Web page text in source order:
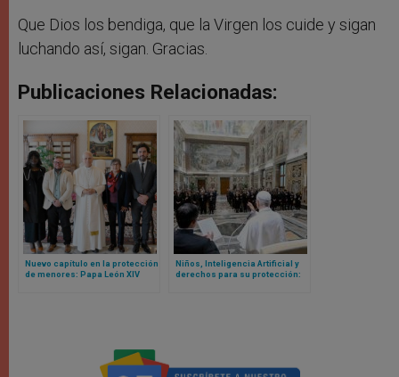
Que Dios los bendiga, que la Virgen los cuide y sigan
luchando así, sigan. Gracias.
Publicaciones Relacionadas:
Nuevo capítulo en la protección
de menores: Papa León XIV
Niños, Inteligencia Artificial y
derechos para su protección: